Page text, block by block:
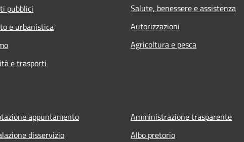
pubblici
e urbanistica
e trasporti
Salute, benessere e assistenza
Autorizzazioni
Agricoltura e pesca
appuntamento
disservizio
Amministrazione trasparente
Albo pretorio